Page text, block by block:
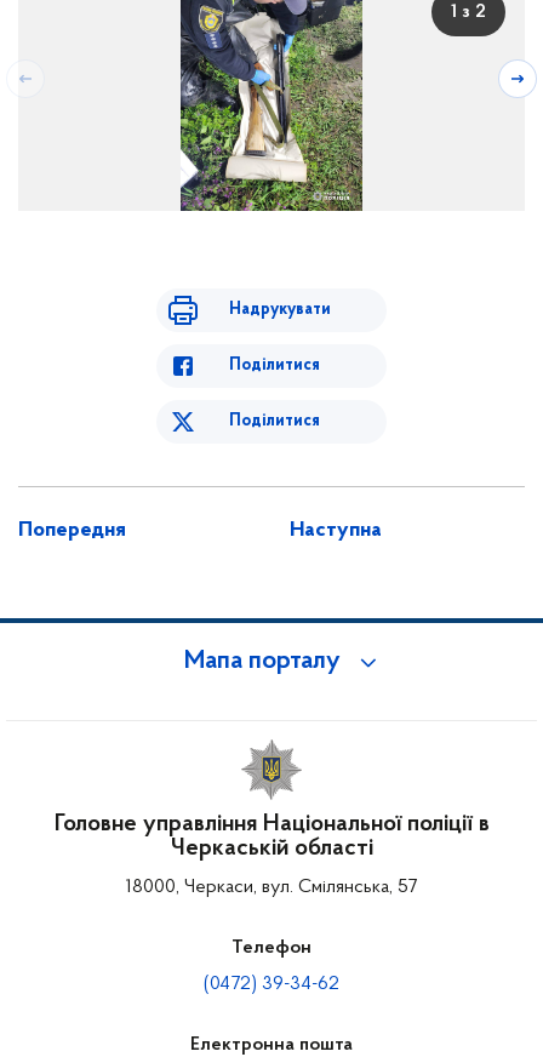
1 з 2
Надрукувати
Поділитися
Поділитися
Попередня Наступна
Мапа порталу
Головне управління Національної поліції в
Черкаській області
18000, Черкаси, вул. Смілянська, 57
Телефон
(0472) 39-34-62
Електронна пошта